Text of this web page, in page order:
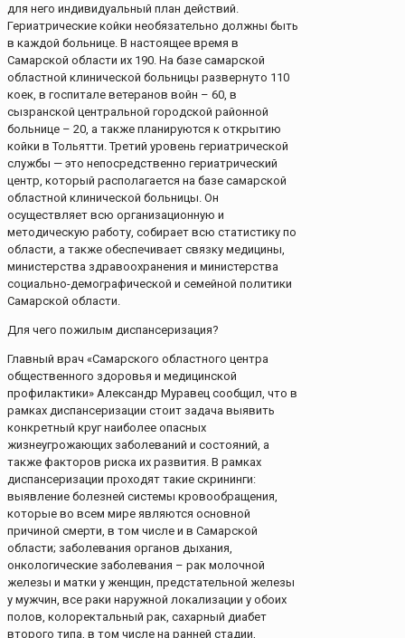
для него индивидуальный план действий.
Гериатрические койки необязательно должны быть
в каждой больнице. В настоящее время в
Самарской области их 190. На базе самарской
областной клинической больницы развернуто 110
коек, в госпитале ветеранов войн – 60, в
сызранской центральной городской районной
больнице – 20, а также планируются к открытию
койки в Тольятти. Третий уровень гериатрической
службы — это непосредственно гериатрический
центр, который располагается на базе самарской
областной клинической больницы. Он
осуществляет всю организационную и
методическую работу, собирает всю статистику по
области, а также обеспечивает связку медицины,
министерства здравоохранения и министерства
социально-демографической и семейной политики
Самарской области.
Для чего пожилым диспансеризация?
Главный врач «Самарского областного центра
общественного здоровья и медицинской
профилактики» Александр Муравец сообщил, что в
рамках диспансеризации стоит задача выявить
конкретный круг наиболее опасных
жизнеугрожающих заболеваний и состояний, а
также факторов риска их развития. В рамках
диспансеризации проходят такие скрининги:
выявление болезней системы кровообращения,
которые во всем мире являются основной
причиной смерти, в том числе и в Самарской
области; заболевания органов дыхания,
онкологические заболевания – рак молочной
железы и матки у женщин, предстательной железы
у мужчин, все раки наружной локализации у обоих
полов, колоректальный рак, сахарный диабет
второго типа, в том числе на ранней стадии,